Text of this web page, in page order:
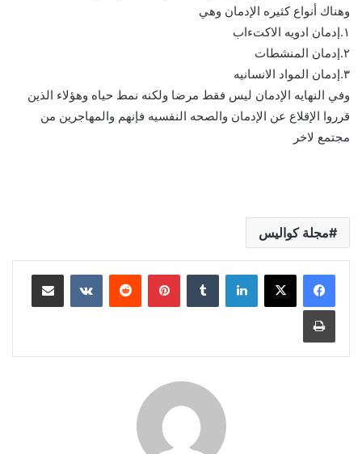
وهناك أنواع كثيره الإدمان وهي
١.إدمان ادويه الاكتءاب
٢.إدمان المنشطات
٣.إدمان المواد الانسانيه
وفي النهايه الإدمان ليس فقط مرضا ولكنه نمط حياه وهؤلاء الذين
قرروا الإقلاع عن الإدمان والصحه النفسيه فإنهم والمهاجرين من
مجتمع لاخر
مجلة كواليس
لينكدإن بينتيريست مشاركة عبر البريد
طباعة